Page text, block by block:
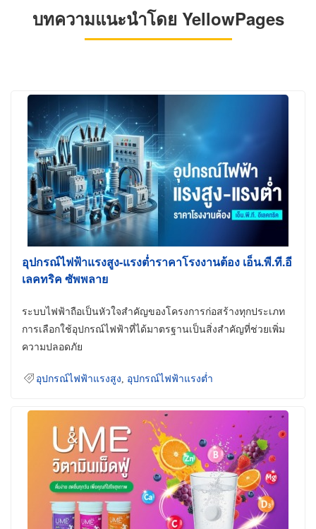
บทความแนะนำโดย YellowPages
อุปกรณ์ไฟฟ้าแรงสูง-แรงต่ำราคาโรงงานต้อง เอ็น.พี.ที.อี
เลคทริค ซัพพลาย
ระบบไฟฟ้าถือเป็นหัวใจสำคัญของโครงการก่อสร้างทุกประเภท
การเลือกใช้อุปกรณ์ไฟฟ้าที่ได้มาตรฐานเป็นสิ่งสำคัญที่ช่วยเพิ่ม
ความปลอดภัย
อุปกรณ์ไฟฟ้าแรงสูง อุปกรณ์ไฟฟ้าแรงต่ำ